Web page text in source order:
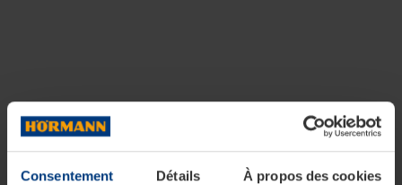
Consentement Détails À propos des cookies